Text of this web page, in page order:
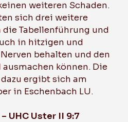
weiteren Schaden.
sich drei weitere
Tabellenführung und
in hitzigen und
behalten und den
können. Die
ergibt sich am
in Eschenbach LU.
UHC Uster II 9:7